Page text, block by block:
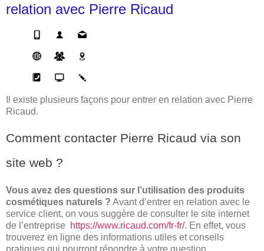
relation avec Pierre Ricaud
Il existe plusieurs façons pour entrer en relation avec Pierre
Ricaud.
Comment contacter Pierre Ricaud via son
site web ?
Vous avez des questions sur l’utilisation des produits
cosmétiques naturels ? Avant d’entrer en relation avec le
service client, on vous suggère de consulter le site internet
de l’entreprise
https://www.ricaud.com/fr-fr/. En effet, vous
trouverez en ligne des informations utiles et conseils